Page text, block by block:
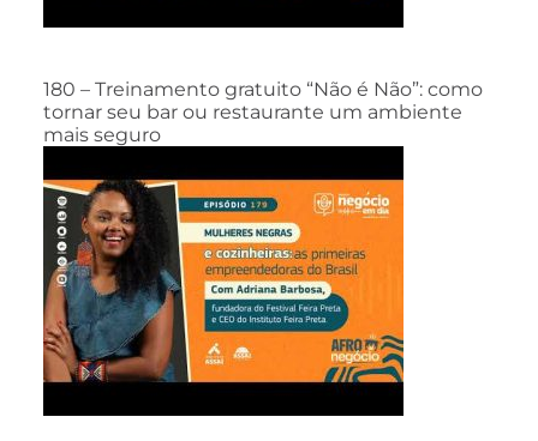
180 – Treinamento gratuito “Não é Não”: como
tornar seu bar ou restaurante um ambiente
mais seguro